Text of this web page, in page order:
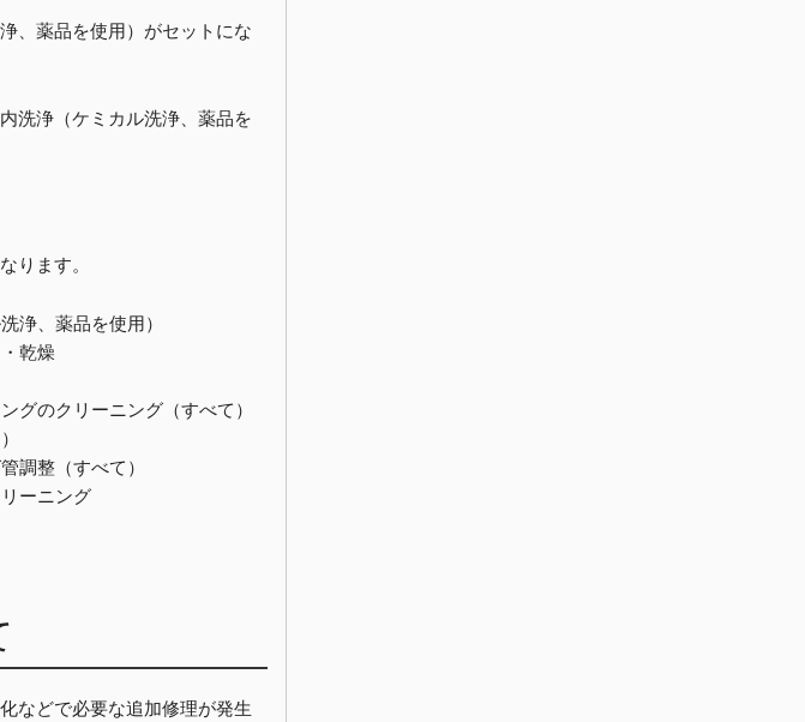
、薬品を使用）がセットにな
洗浄（ケミカル洗浄、薬品を
ります。
浄、薬品を使用）
乾燥
グのクリーニング（すべて）
調整（すべて）
ーニング
などで必要な追加修理が発生